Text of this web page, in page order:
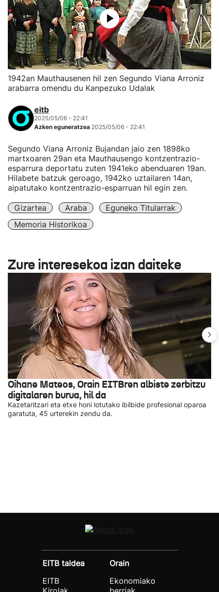
1942an Mauthausenen hil zen Segundo Viana Arroniz
arabarra omendu du Kanpezuko Udalak
eitb
2025/05/06 - 22:41
Azken eguneratzea 2025/05/06 - 22:41
Segundo Viana Arroniz Bujandan jaio zen 1898ko
martxoaren 29an eta Mauthausengo kontzentrazio-
esparrura deportatu zuten 1941eko abenduaren 19an.
Hilabete batzuk geroago, 1942ko uztailaren 14an,
aipatutako kontzentrazio-esparruan hil egin zen.
Gizartea Araba
Eguneko Titularrak
Memoria Historikoa
Zure interesekoa izan daiteke
Oihane Mateos, Orain EITBren albiste zerbitzu
digitalaren burua, hil da
Kazetaritzari eta etxe honi lotutako ibilbide profesional oparoa
garatuta, 45 urterekin zendu da.
EITB taldea
EITB
Orain
Ekonomiako